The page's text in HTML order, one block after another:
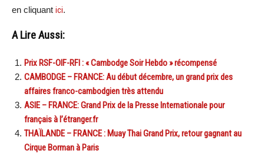
en cliquant ici.
A Lire Aussi:
Prix RSF-OIF-RFI : « Cambodge Soir Hebdo » récompensé
CAMBODGE – FRANCE: Au début décembre, un grand prix des
affaires franco-cambodgien très attendu
ASIE – FRANCE: Grand Prix de la Presse Internationale pour
français à l’étranger.fr
THAÏLANDE – FRANCE : Muay Thai Grand Prix, retour gagnant au
Cirque Borman à Paris